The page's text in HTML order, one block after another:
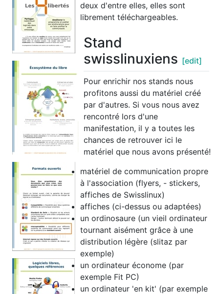
deux d'entre elles, elles sont
librement téléchargeables.
Stand
swisslinuxiens [edit]
Pour enrichir nos stands nous
profitons aussi du matériel créé
par d'autres. Si vous nous avez
rencontré lors d'une
manifestation, il y a toutes les
chances de retrouver ici le
matériel que nous avons présenté!
matériel de communication propre
à l'association (flyers, - stickers,
affiches de Swisslinux)
affiches (ci-dessus ou adaptées)
un ordinosaure (un vieil ordinateur
tournant aisément grâce à une
distribution légère (slitaz par
exemple)
un ordinateur économe (par
exemple Fit PC)
un ordinateur 'en kit' (par exemple